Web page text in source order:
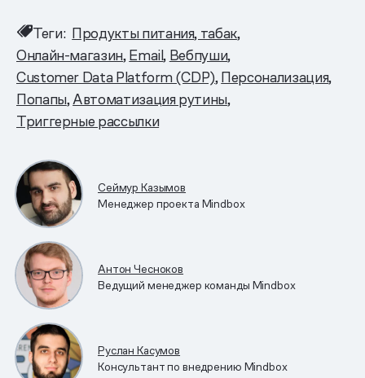
Теги: Продукты питания, табак
Онлайн-магазин Email Вебпуши
Customer Data Platform (CDP) Персонализация
Попапы Автоматизация рутины
Триггерные рассылки
Сеймур Казымов
Менеджер проекта Mindbox
Антон Чесноков
Ведущий менеджер команды Mindbox
Руслан Касумов
Консультант по внедрению Mindbox